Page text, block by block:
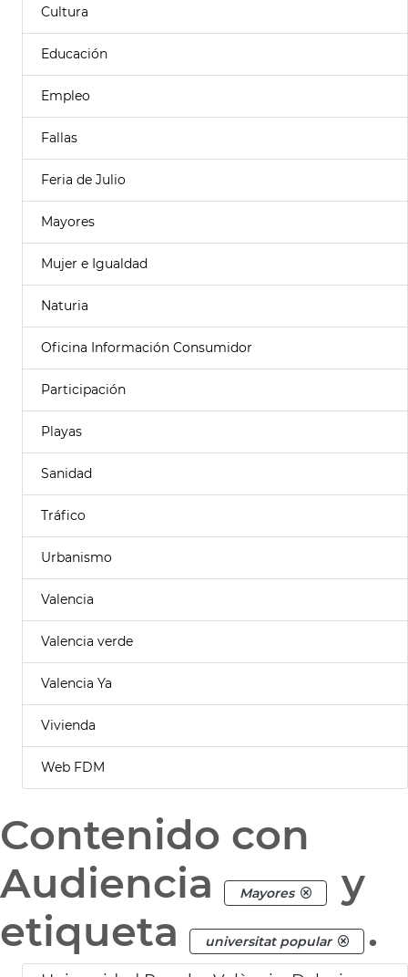
Cultura
Educación
Empleo
Fallas
Feria de Julio
Mayores
Mujer e Igualdad
Naturia
Oficina Información Consumidor
Participación
Playas
Sanidad
Tráfico
Urbanismo
Valencia
Valencia verde
Valencia Ya
Vivienda
Web FDM
Contenido con
Audiencia
Mayores
y
etiqueta
universitat popular .